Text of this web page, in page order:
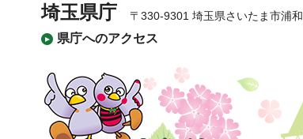
埼玉県庁
県庁へのアクセス
〒330-9301 埼玉県さいたま市浦